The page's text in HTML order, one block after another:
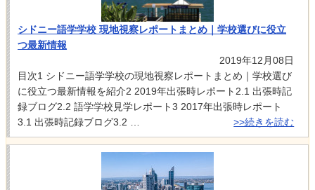
シドニー語学学校 現地視察レポートまとめ｜学校選びに役立
つ最新情報
2019年12月08日
目次1 シドニー語学学校の現地視察レポートまとめ｜学校選び
に役立つ最新情報を紹介2 2019年出張時レポート2.1 出張時記
録ブログ2.2 語学学校見学レポート3 2017年出張時レポート
3.1 出張時記録ブログ3.2 …
>>続きを読む